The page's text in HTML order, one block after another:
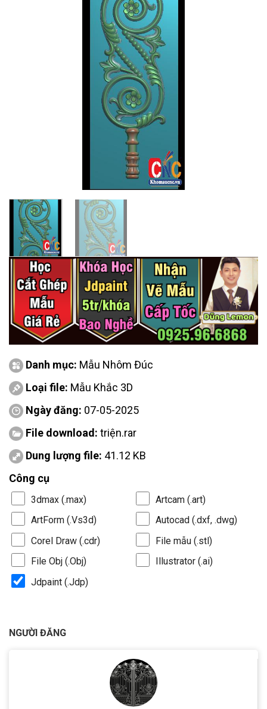
Danh mục: Mẫu Nhôm Đúc
Loại file: Mẫu Khắc 3D
Ngày đăng: 07-05-2025
File download: triện.rar
Dung lượng file: 41.12 KB
Công cụ
3dmax (.max)
Artcam (.art)
ArtForm (.Vs3d)
Autocad (.dxf, .dwg)
Corel Draw (.cdr)
File mẫu (.stl)
File Obj (.Obj)
Illustrator (.ai)
Jdpaint (.Jdp)
NGƯỜI ĐĂNG